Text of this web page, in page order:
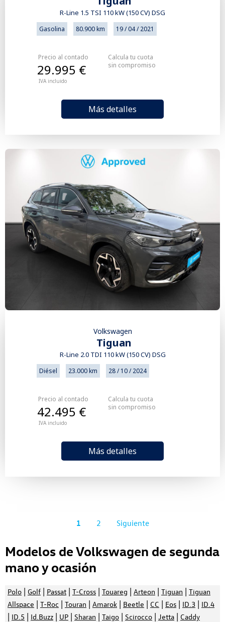
R-Line 1.5 TSI 110 kW (150 CV) DSG
Gasolina 80.900 km 19 / 04 / 2021
Precio al contado
IVA incluido
29.995 €
Más detalles
Calcula tu cuota
sin compromiso
Volkswagen
Tiguan
R-Line 2.0 TDI 110 kW (150 CV) DSG
Diésel 23.000 km 28 / 10 / 2024
Precio al contado
IVA incluido
42.495 €
Más detalles
Calcula tu cuota
sin compromiso
1 2 Siguiente
Modelos de Volkswagen de segunda
mano y ocasión
Polo | Golf | Passat | T-Cross | Touareg | Arteon | Tiguan | Tiguan
Allspace | T-Roc | Touran | Amarok | Beetle | CC | Eos | ID.3 | ID.4
| ID.5 | Id.Buzz | UP | Sharan | Taigo | Scirocco | Jetta | Caddy